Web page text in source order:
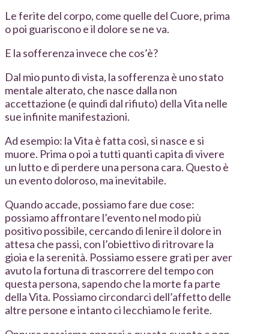
Le ferite del corpo, come quelle del Cuore, prima
o poi guariscono e il dolore se ne va.
E la sofferenza invece che cos’è?
Dal mio punto di vista, la sofferenza è uno stato
mentale alterato, che nasce dalla non
accettazione (e quindi dal rifiuto) della Vita nelle
sue infinite manifestazioni.
Ad esempio: la Vita è fatta così, si nasce e si
muore. Prima o poi a tutti quanti capita di vivere
un lutto e di perdere una persona cara. Questo è
un evento doloroso, ma inevitabile.
Quando accade, possiamo fare due cose:
possiamo affrontare l’evento nel modo più
positivo possibile, cercando di lenire il dolore in
attesa che passi, con l’obiettivo di ritrovare la
gioia e la serenità. Possiamo essere grati per aver
avuto la fortuna di trascorrere del tempo con
questa persona, sapendo che la morte fa parte
della Vita. Possiamo circondarci dell’affetto delle
altre persone e intanto ci lecchiamo le ferite.